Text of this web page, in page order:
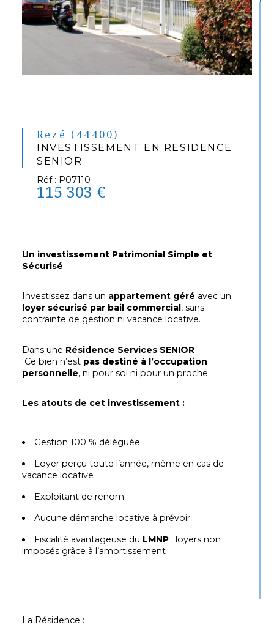
Rezé (44400)
INVESTISSEMENT EN RESIDENCE
SENIOR
Réf : P07110
115 303 €
Un investissement Patrimonial Simple et
Sécurisé
Investissez dans un appartement géré avec un
loyer sécurisé par bail commercial , sans
contrainte de gestion ni vacance locative.
Dans une Résidence Services SENIOR
Ce bien n’est pas destiné à l’occupation
personnelle, ni pour soi ni pour un proche.
Les atouts de cet investissement :
Gestion 100 % déléguée
Loyer perçu toute l’année, même en cas de
vacance locative
Exploitant de renom
Aucune démarche locative à prévoir
Fiscalité avantageuse du LMNP : loyers non
imposés grâce à l’amortissement
La Résidence :